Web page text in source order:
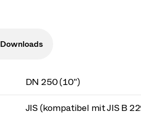
Downloads
DN 250 (10")
JIS (kompatibel mit JIS B